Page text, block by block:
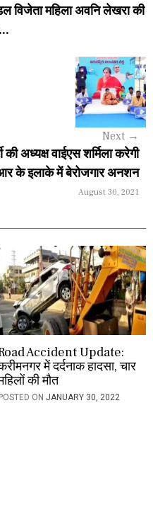
विजेता महिला अवनि लेखरा की
Next →
अध्यक्ष वाईएस शर्मिला करेगी
के इलाके में बेरोजगार अनशन
August 30, 2021
Accident Update:
में दर्दनाक हादसा, चार
की मौत
POSTED ONJANUARY 30, 2022